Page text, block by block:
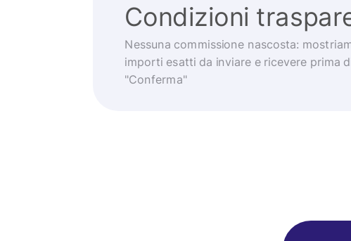
Condizioni
Nessuna commissione nascosta:
importi esatti da inviare e ricevere prima
"Conferma"